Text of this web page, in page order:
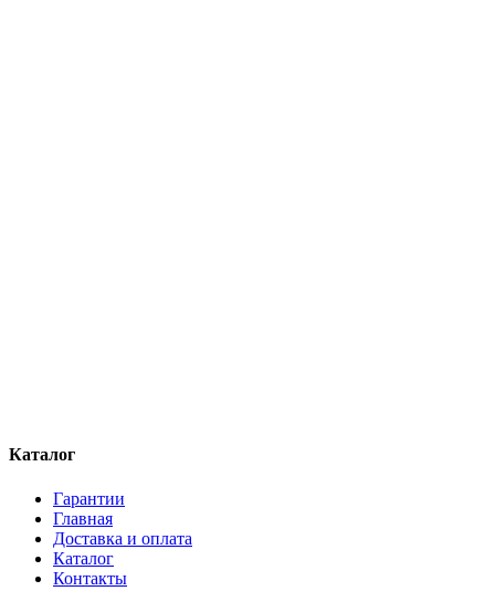
Каталог
Гарантии
Главная
Доставка и оплата
Каталог
Контакты